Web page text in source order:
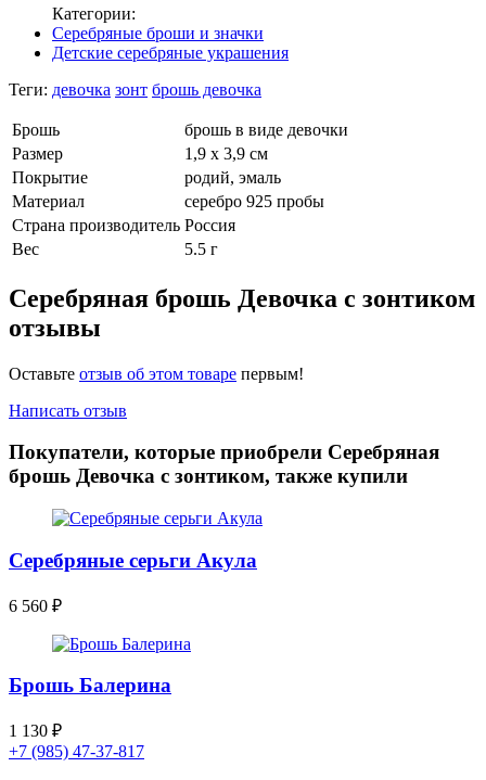
Категории:
Серебряные броши и значки
Детские серебряные украшения
Теги: девочка зонт брошь девочка
Брошь
брошь в виде девочки
Размер
1,9 х 3,9 см
Покрытие
родий, эмаль
Материал
серебро 925 пробы
Страна производитель Россия
Вес
5.5 г
Серебряная брошь Девочка с зонтиком
отзывы
Оставьте отзыв об этом товаре первым!
Написать отзыв
Покупатели, которые приобрели Серебряная
брошь Девочка с зонтиком, также купили
Серебряные серьги Акула
6 560 ₽
Брошь Балерина
1 130 ₽
+7 (985) 47-37-817